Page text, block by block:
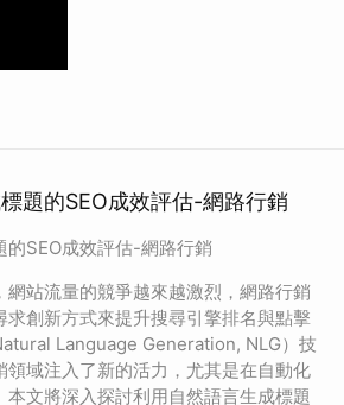
題的SEO成效評估-網路行銷
的SEO成效評估-網路行銷
網站流量的競爭越來越激烈，網路行銷
求創新方式來提升搜尋引擎排名與點擊
Language Generation, NLG）技
領域注入了新的活力，尤其是在自動化
本文將深入探討利用自然語言生成標題